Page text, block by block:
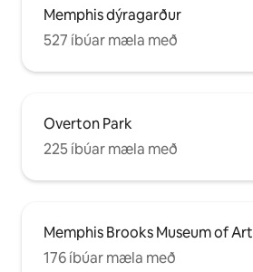
Memphis dýragarður
527 íbúar mæla með
Overton Park
225 íbúar mæla með
Memphis Brooks Museum of Art
176 íbúar mæla með